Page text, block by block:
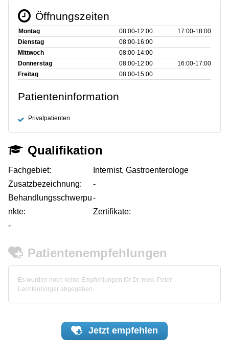
Öffnungszeiten
Montag 08:00‑12:00
17:00‑18:00
Dienstag
08:00‑16:00
Mittwoch
08:00‑14:00
Donnerstag
08:00‑12:00
16:00‑17:00
Freitag
08:00‑15:00
Patienteninformation
Privatpatienten
Qualifikation
Fachgebiet:
Internist, Gastroenterologe
Zusatzbezeichnung:
-
Behandlungsschwerpu
nkte:
-
Zertifikate:
-
Patientenempfehlungen
Es wurden noch keine Empfehlungen für Dr. med. Peter
Lechtenbörger abgegeben.
Jetzt empfehlen